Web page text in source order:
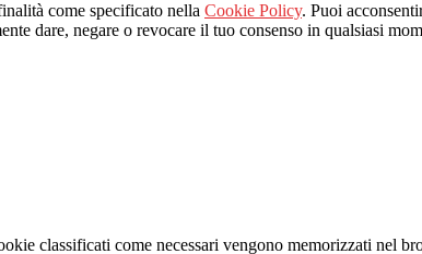
come specificato nella Cookie Policy. Puoi
dare, negare o revocare il tuo consenso in qualsiasi
classificati come necessari vengono memorizzati nel